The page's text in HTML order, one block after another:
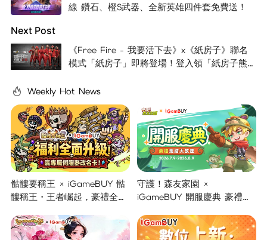
線 鑽石、橙S武器、全新英雄四件套免費送！
Next Post
《Free Fire - 我要活下去》x《紙房子》聯名
模式「紙房子」即將登場！登入領「紙房子熊
Weekly Hot News
骷髏要稱王 × iGameBUY 骷
髏稱王・王者崛起，豪禮全面
守護！森友家園 ×
iGameBUY 開服慶典 豪禮集